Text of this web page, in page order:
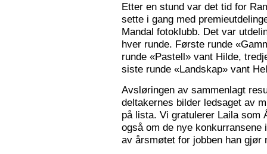
Etter en stund var det tid for
sette i gang med
Mandal fotoklubb. Det var
hver runde. Første runde
runde «Pastell» vant Hilde,
siste runde «Landskap» vant
Avsløringen av sammenlagt
deltakernes bilder ledsaget av
på lista. Vi gratulerer Laila som
også om de nye
av årsmøtet for jobben han gjør